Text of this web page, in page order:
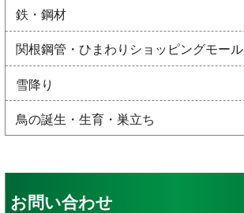
鉄・鋼材
関根鋼管・ひまわりショッピングモール
雪降り
鳥の誕生・生育・巣立ち
お問い合わせ